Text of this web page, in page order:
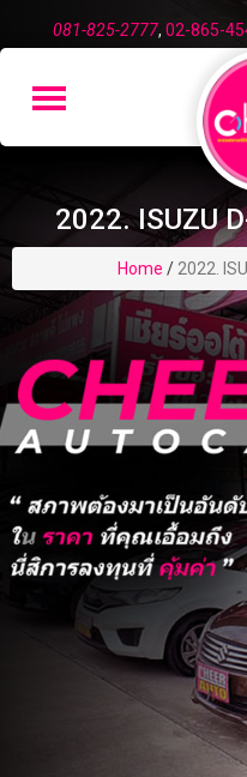
081-825-2777, 02-865-
2022. ISUZU
Home / 2022.